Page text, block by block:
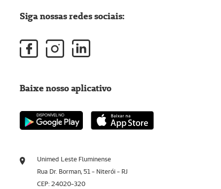
Unimed Leste Fluminense
Rua Dr. Borman, 51 - Niterói - RJ
CEP: 24020-320
Siga nossas redes sociais:
Baixe nosso aplicativo